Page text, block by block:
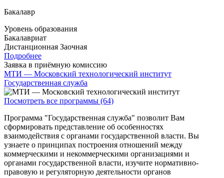
Бакалавр
Уровень образования
Бакалавриат
Дистанционная Заочная
Подробнее
Заявка в приёмную комиссию
МТИ — Московский технологический институт
Государственная служба
Посмотреть все программы (64)
Программа "Государственная служба" позволит Вам
сформировать представление об особенностях
взаимодействия с органами государственной власти. Вы
узнаете о принципах построения отношений между
коммерческими и некоммерческими организациями и
органами государственной власти, изучите нормативно-
правовую и регуляторную деятельности органов